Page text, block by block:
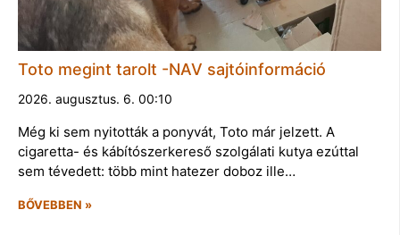
Toto megint tarolt -NAV sajtóinformáció
2026. augusztus. 6. 00:10
Még ki sem nyitották a ponyvát, Toto már jelzett. A
cigaretta- és kábítószerkereső szolgálati kutya ezúttal
sem tévedett: több mint hatezer doboz ille…
BŐVEBBEN »